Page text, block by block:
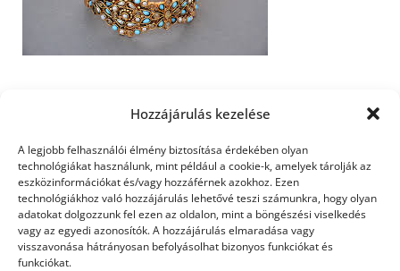
Hozzájárulás kezelése
A legjobb felhasználói élmény biztosítása érdekében olyan
technológiákat használunk, mint például a cookie-k, amelyek tárolják az
eszközinformációkat és/vagy hozzáférnek azokhoz. Ezen
technológiákhoz való hozzájárulás lehetővé teszi számunkra, hogy olyan
adatokat dolgozzunk fel ezen az oldalon, mint a böngészési viselkedés
vagy az egyedi azonosítók. A hozzájárulás elmaradása vagy
visszavonása hátrányosan befolyásolhat bizonyos funkciókat és
funkciókat.
WordPress Theme